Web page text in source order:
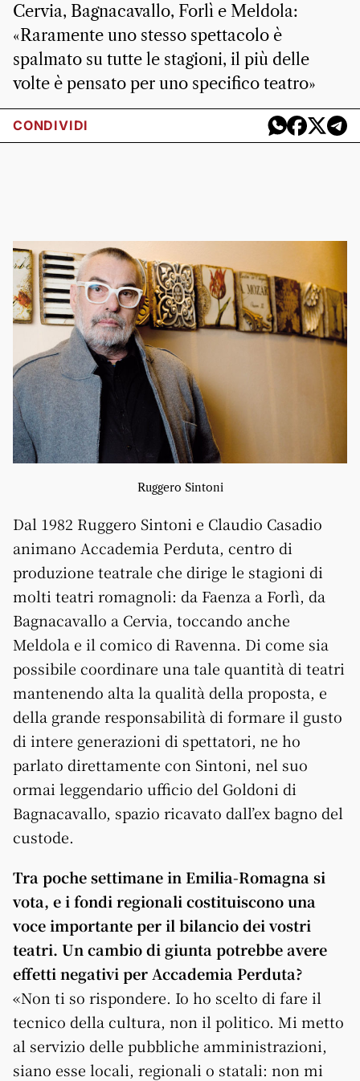
Cervia, Bagnacavallo, Forlì e Meldola:
«Raramente uno stesso spettacolo è
spalmato su tutte le stagioni, il più delle
volte è pensato per uno specifico teatro»
CONDIVIDI
Ruggero Sintoni
Dal 1982 Ruggero Sintoni e Claudio Casadio
animano Accademia Perduta, centro di
produzione teatrale che dirige le stagioni di
molti teatri romagnoli: da Faenza a Forlì, da
Bagnacavallo a Cervia, toccando anche
Meldola e il comico di Ravenna. Di come sia
possibile coordinare una tale quantità di teatri
mantenendo alta la qualità della proposta, e
della grande responsabilità di formare il gusto
di intere generazioni di spettatori, ne ho
parlato direttamente con Sintoni, nel suo
ormai leggendario ufficio del Goldoni di
Bagnacavallo, spazio ricavato dall’ex bagno del
custode.
Tra poche settimane in Emilia-Romagna si
vota, e i fondi regionali costituiscono una
voce importante per il bilancio dei vostri
teatri. Un cambio di giunta potrebbe avere
effetti negativi per Accademia Perduta?
«Non ti so rispondere. Io ho scelto di fare il
tecnico della cultura, non il politico. Mi metto
al servizio delle pubbliche amministrazioni,
siano esse locali, regionali o statali: non mi